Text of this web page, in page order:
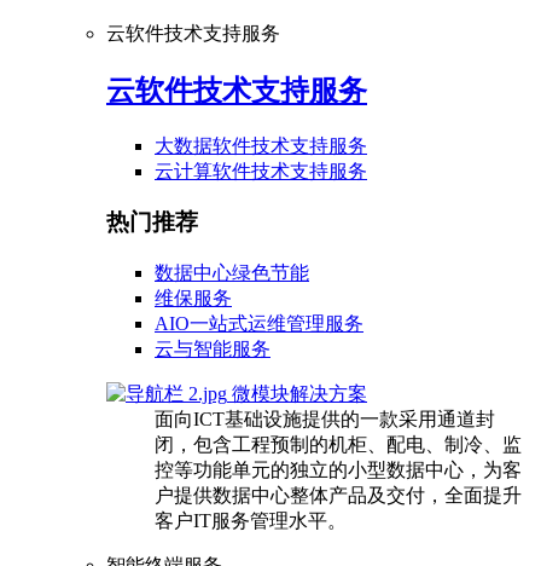
云软件技术支持服务
云软件技术支持服务
大数据软件技术支持服务
云计算软件技术支持服务
热门推荐
数据中心绿色节能
维保服务
AIO一站式运维管理服务
云与智能服务
微模块解决方案
面向ICT基础设施提供的一款采用通道封
闭，包含工程预制的机柜、配电、制冷、监
控等功能单元的独立的小型数据中心，为客
户提供数据中心整体产品及交付，全面提升
客户IT服务管理水平。